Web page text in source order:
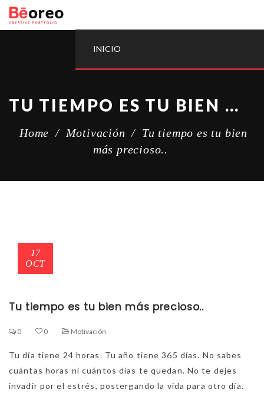
INICIO
TU TIEMPO ES TU BIEN MÁS PRECIOSO..
Home / Motivación / Tu tiempo es tu bien
más precioso..
17
OCT
Tu tiempo es tu bien más precioso..
0 0 Motivación
Tu día tiene 24 horas. Tu año tiene 365 días. No sabes
cuántas horas ni cuántos días te quedan. No te dejes
invadir por el estrés, postergando la vida para otro día.